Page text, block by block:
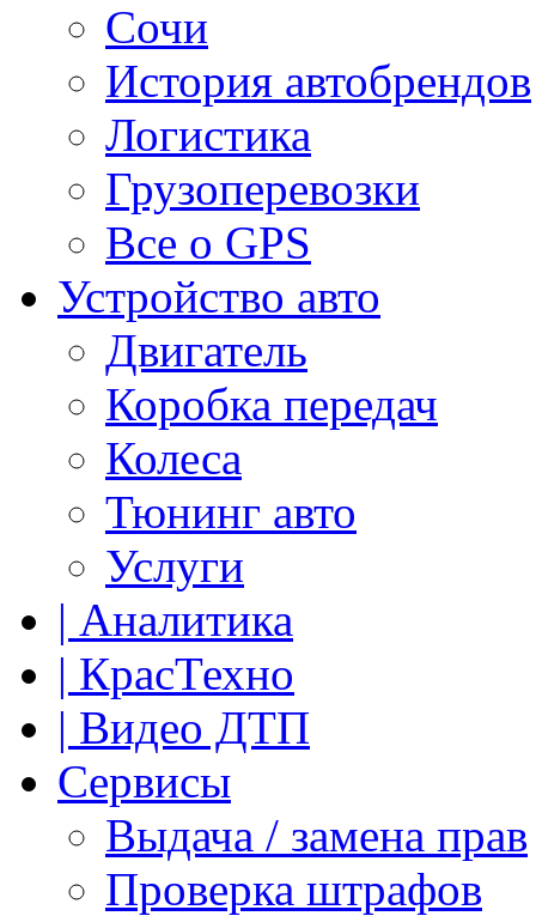
Сочи
История автобрендов
Логистика
Грузоперевозки
Все о GPS
Устройство авто
Двигатель
Коробка передач
Колеса
Тюнинг авто
Услуги
| Аналитика
| КрасТехно
| Видео ДТП
Сервисы
Выдача / замена прав
Проверка штрафов